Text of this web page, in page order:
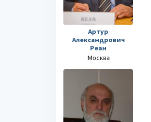
Артур
Александрович
Реан
Москва